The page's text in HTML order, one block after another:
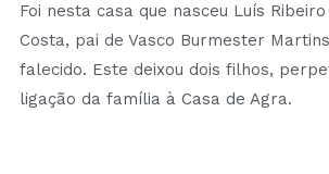
Foi nesta casa que nasceu Luís
Costa, pai de Vasco Burmester
falecido. Este deixou dois filhos,
ligação da família à Casa de Agra.